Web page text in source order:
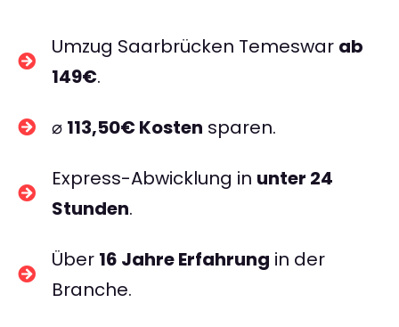
Umzug Saarbrücken Temeswar ab
149€.
⌀ 113,50€ Kosten sparen.
Express-Abwicklung in unter 24
Stunden.
Über 16 Jahre Erfahrung in der
Branche.